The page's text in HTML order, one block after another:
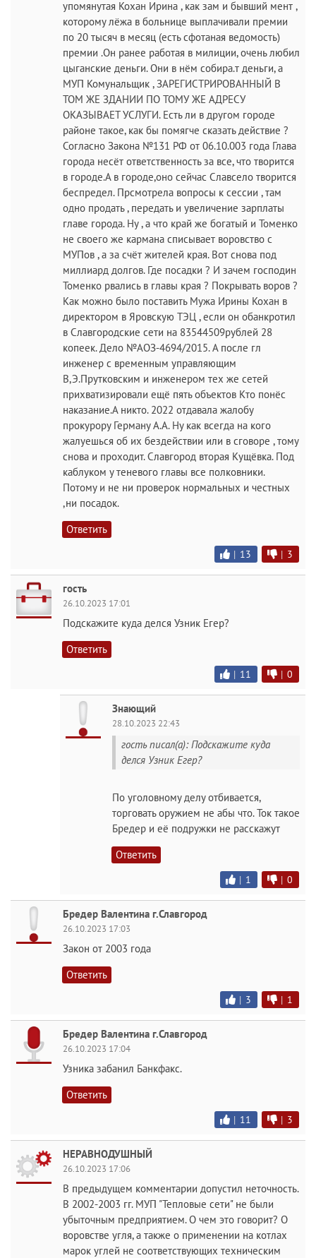
упомянутая Кохан Ирина , как зам и бывший мент ,
которому лёжа в больнице выплачивали премии
по 20 тысяч в месяц (есть сфотаная ведомость)
премии .Он ранее работая в милиции, очень любил
цыганские деньги. Они в нём собира.т деньги, а
МУП Комунальщик , ЗАРЕГИСТРИРОВАННЫЙ В
ТОМ ЖЕ ЗДАНИИ ПО ТОМУ ЖЕ АДРЕСУ
ОКАЗЫВАЕТ УСЛУГИ. Есть ли в другом городе
районе такое, как бы помягче сказать действие ?
Согласно Закона №131 РФ от 06.10.003 года Глава
города несёт ответственность за все, что творится
в городе.А в городе,оно сейчас Славсело творится
беспредел. Прсмотрела вопросы к сессии , там
одно продать , передать и увеличение зарплаты
главе города. Ну , а что край же богатый и Томенко
не своего же кармана списывает воровство с
МУПов , а за счёт жителей края. Вот снова под
миллиард долгов. Где посадки ? И зачем господин
Томенко рвались в главы края ? Покрывать воров ?
Как можно было поставить Мужа Ирины Кохан в
директором в Яровскую ТЭЦ , если он обанкротил
в Славгородские сети на 83544509рублей 28
копеек. Дело №АОЗ-4694/2015. А после гл
инженер с временным управляющим
В,Э.Прутковским и инженером тех же сетей
прихватизировали ещё пять объектов Кто понёс
наказание.А никто. 2022 отдавала жалобу
прокурору Герману А.А. Ну как всегда на кого
жалуешься об их бездействии или в сговоре , тому
снова и проходит. Славгород вторая Кущёвка. Под
каблуком у теневого главы все полковники.
Потому и не ни проверок нормальных и честных
,ни посадок.
Ответить
| 13 | 3
гость
26.10.2023 17:01
Подскажите куда делся Узник Егер?
Ответить
| 11 | 0
Знающий
28.10.2023 22:43
гость писал(а): Подскажите куда
делся Узник Егер?
По уголовному делу отбивается,
торговать оружием не абы что. Ток такое
Бредер и её подружки не расскажут
Ответить
| 1 | 0
Бредер Валентина г.Славгород
26.10.2023 17:03
Закон от 2003 года
Ответить
| 3 | 1
Бредер Валентина г.Славгород
26.10.2023 17:04
Узника забанил Банкфакс.
Ответить
| 11 | 3
НЕРАВНОДУШНЫЙ
26.10.2023 17:06
В предыдущем комментарии допустил неточность.
В 2002-2003 гг. МУП "Тепловые сети" не были
убыточным предприятием. О чем это говорит? О
воровстве угля, а также о применении на котлах
марок углей не соответствующих техническим